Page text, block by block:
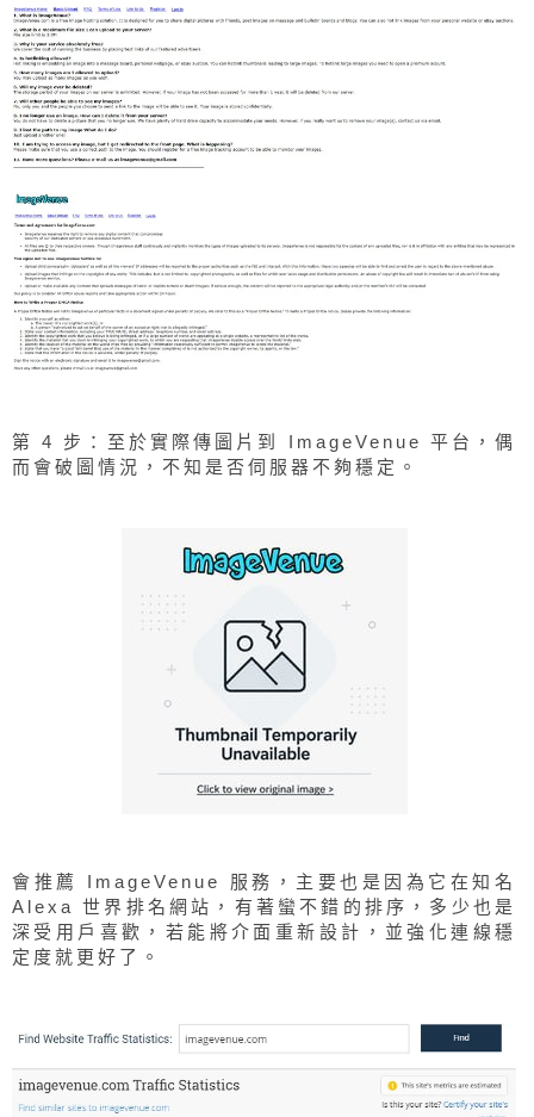
第 4 步：至於實際傳圖片到 ImageVenue 平台，偶
而會破圖情況，不知是否伺服器不夠穩定。
會推薦 ImageVenue 服務，主要也是因為它在知名
Alexa 世界排名網站，有著蠻不錯的排序，多少也是
深受用戶喜歡，若能將介面重新設計，並強化連線穩
定度就更好了。